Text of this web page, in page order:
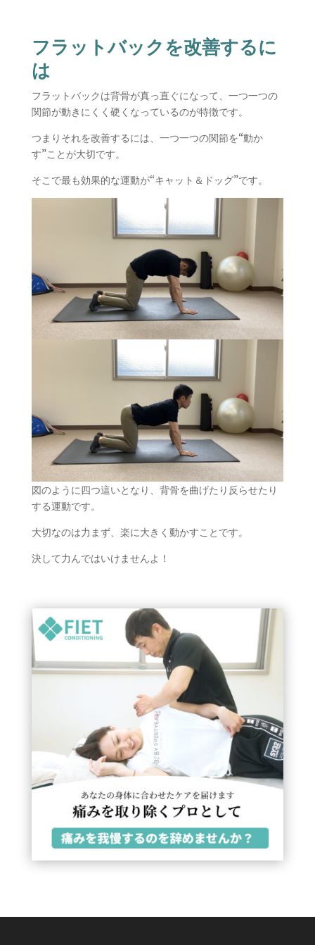
フラットバックを改善するに
は
フラットバックは背骨が真っ直ぐになって、一つ一つの
関節が動きにくく硬くなっているのが特徴です。
つまりそれを改善するには、一つ一つの関節を“動か
す”ことが大切です。
そこで最も効果的な運動が“キャット＆ドッグ”です。
図のように四つ這いとなり、背骨を曲げたり反らせたり
する運動です。
大切なのは力まず、楽に大きく動かすことです。
決して力んではいけませんよ！